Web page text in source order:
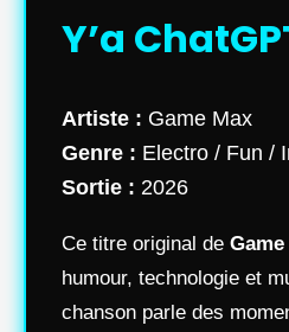
Y’a
Artiste : Game Max
Genre : Electro / Fun /
Sortie : 2026
Ce titre original de
humour, technologie et
chanson parle des